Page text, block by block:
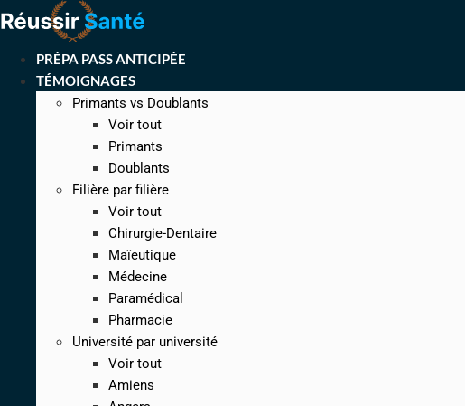
Aller
au
contenuPRÉPA PASS ANTICIPÉE
TÉMOIGNAGES
Primants vs Doublants
Voir tout
Primants
Doublants
Filière par filière
Voir tout
Chirurgie-Dentaire
Maïeutique
Médecine
Paramédical
Pharmacie
Université par université
Voir tout
Amiens